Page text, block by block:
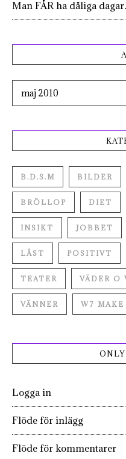
Man FÅR ha dåliga
Arkiv
B.D.S.M BILDER
BRÖLLOP DIET
INSIKT JOBBET
LÅST POSITIVT
TEATER VÄDER O
VÄNNER W7 MAKE
ONLY
Logga in
Flöde för inlägg
Flöde för kommentarer